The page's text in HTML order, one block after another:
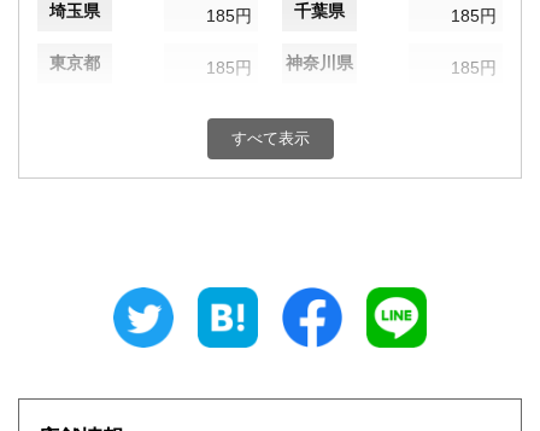
埼玉県 185円 千葉県 185円
東京都 185円 神奈川県 185円
185円 富山県
185円 三重県
大阪府
すべて表示